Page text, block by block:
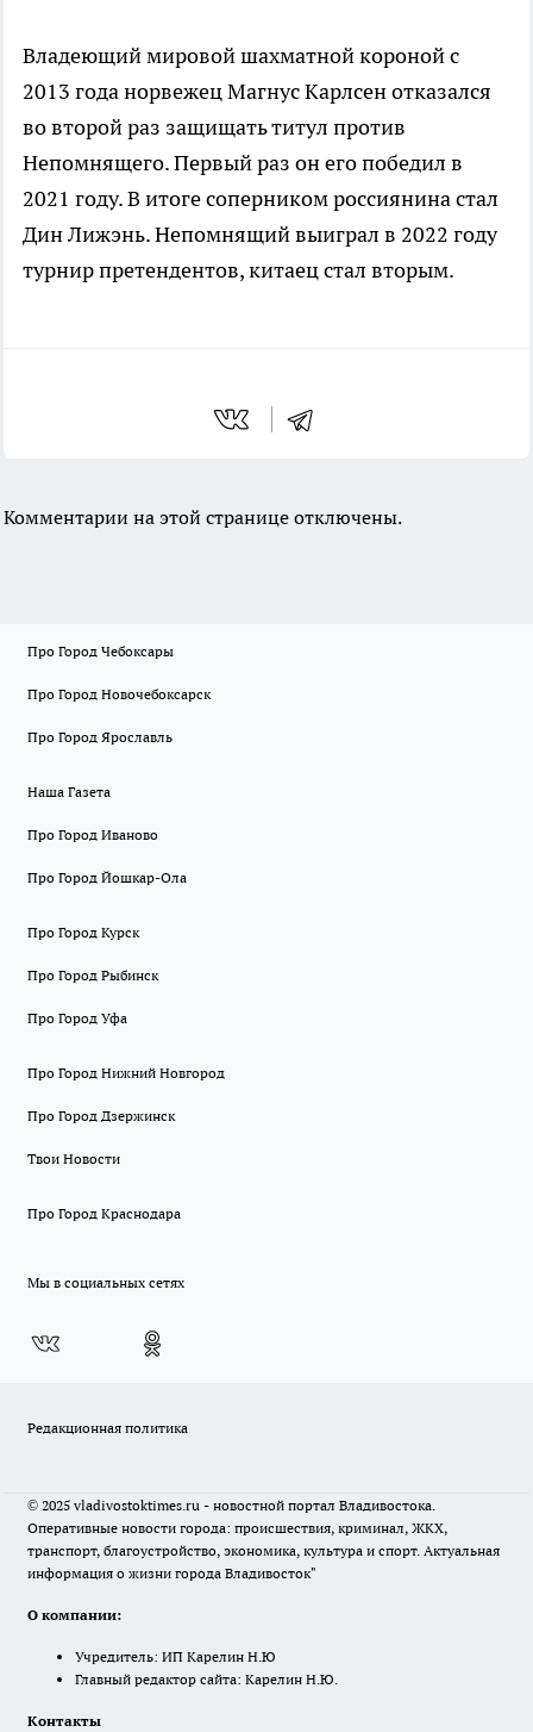
Владеющий мировой шахматной короной с
2013 года норвежец Магнус Карлсен отказался
во второй раз защищать титул против
Непомнящего. Первый раз он его победил в
2021 году. В итоге соперником россиянина стал
Дин Лижэнь. Непомнящий выиграл в 2022 году
турнир претендентов, китаец стал вторым.
Комментарии на этой странице отключены.
Про Город Чебоксары
Про Город Новочебоксарск
Про Город Ярославль
Наша Газета
Про Город Иваново
Про Город Йошкар-Ола
Про Город Курск
Про Город Рыбинск
Про Город Уфа
Про Город Нижний Новгород
Про Город Дзержинск
Твои Новости
Про Город Краснодара
Мы в социальных сетях
Редакционная политика
© 2025 vladivostoktimes.ru - новостной портал Владивостока.
Оперативные новости города: происшествия, криминал, ЖКХ,
транспорт, благоустройство, экономика, культура и спорт. Актуальная
информация о жизни города Владивосток"
О компании:
Учредитель: ИП Карелин Н.Ю
Главный редактор сайта: Карелин Н.Ю.
Контакты